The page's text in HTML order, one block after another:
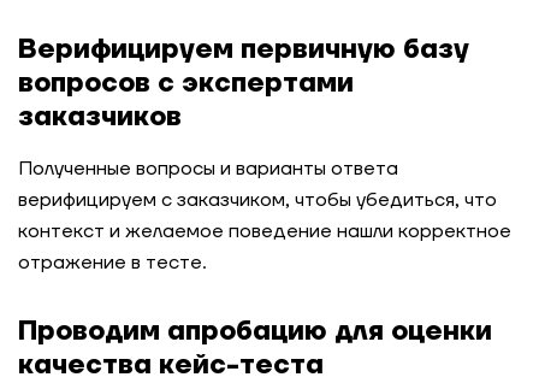
Верифицируем первичную базу
вопросов с экспертами
заказчиков
Полученные вопросы и варианты ответа
верифицируем с заказчиком, чтобы убедиться, что
контекст и желаемое поведение нашли корректное
отражение в тесте.
Проводим апробацию для оценки
качества кейс-теста